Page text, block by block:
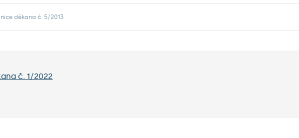
děkana č. 5/2013
č. 1/2022